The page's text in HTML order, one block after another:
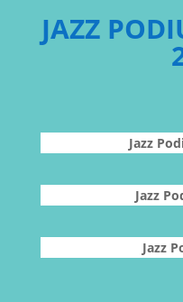
JAZZ
Jazz
Jazz
Jazz